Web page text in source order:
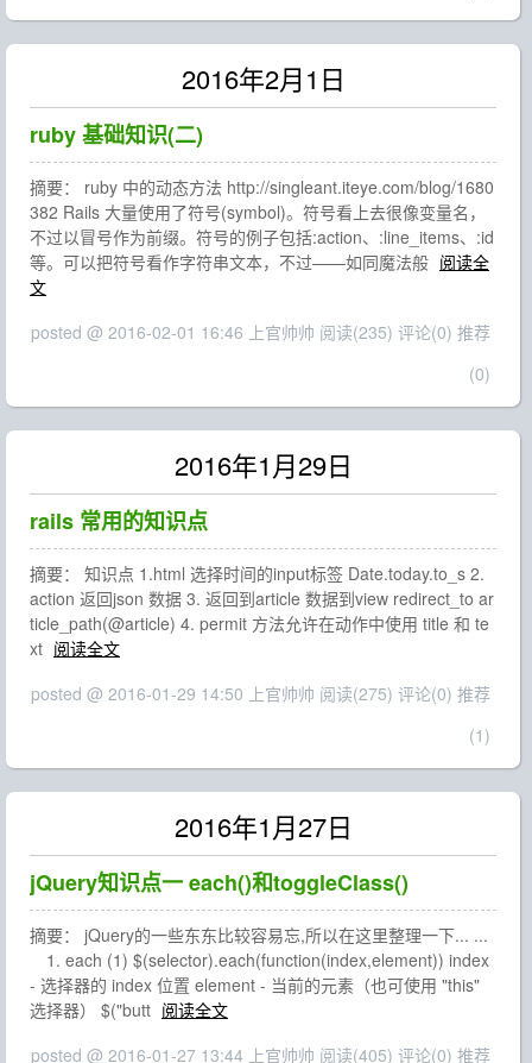
2016年2月1日
ruby 基础知识(二)
摘要： ruby 中的动态方法 http://singleant.iteye.com/blog/1680
382 Rails 大量使用了符号(symbol)。符号看上去很像变量名，
不过以冒号作为前缀。符号的例子包括:action、:line_items、:id
等。可以把符号看作字符串文本，不过——如同魔法般 阅读全
文
posted @ 2016-02-01 16:46 上官帅帅 阅读(235) 评论(0) 推荐
(0)
2016年1月29日
rails 常用的知识点
摘要： 知识点 1.html 选择时间的input标签 Date.today.to_s 2.
action 返回json 数据 3. 返回到article 数据到view redirect_to ar
ticle_path(@article) 4. permit 方法允许在动作中使用 title 和 te
xt 阅读全文
posted @ 2016-01-29 14:50 上官帅帅 阅读(275) 评论(0) 推荐
(1)
2016年1月27日
jQuery知识点一 each()和toggleClass()
摘要： jQuery的一些东东比较容易忘,所以在这里整理一下... ...
1. each (1) $(selector).each(function(index,element)) index
- 选择器的 index 位置 element - 当前的元素（也可使用 "this"
选择器） $("butt 阅读全文
posted @ 2016-01-27 13:44 上官帅帅 阅读(405) 评论(0) 推荐